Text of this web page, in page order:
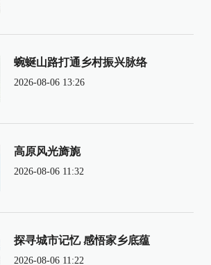
蜿蜒山路打通乡村振兴脉络
2026-08-06 13:26
高原风光旖旎
2026-08-06 11:32
探寻城市记忆 感悟家乡底蕴
2026-08-06 11:22